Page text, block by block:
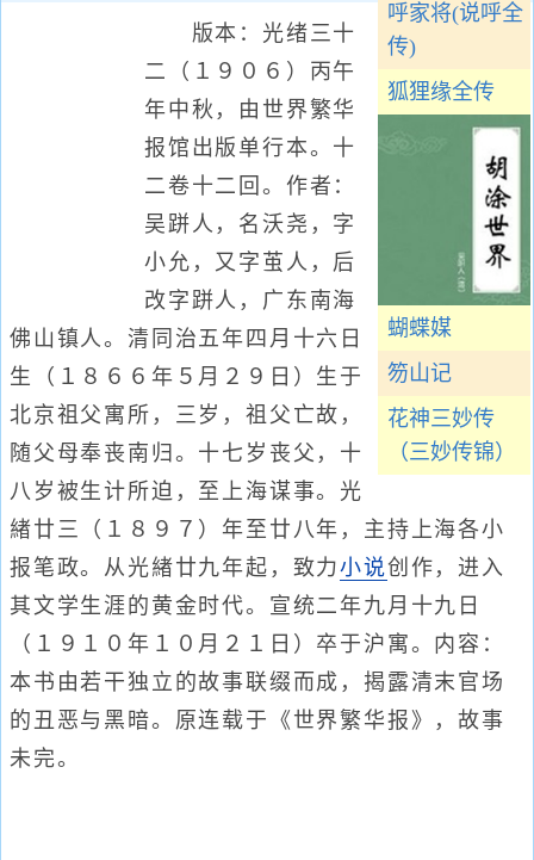
呼家将(说呼全
传)
狐狸缘全传
蝴蝶媒
笏山记
花神三妙传
（三妙传锦）
版本：光绪三十
二（１９０６）丙午
年中秋，由世界繁华
报馆出版单行本。十
二卷十二回。作者：
吴跰人，名沃尧，字
小允，又字茧人，后
改字跰人，广东南海
佛山镇人。清同治五年四月十六日
生（１８６６年５月２９日）生于
北京祖父寓所，三岁，祖父亡故，
随父母奉丧南归。十七岁丧父，十
八岁被生计所迫，至上海谋事。光
緖廿三（１８９７）年至廿八年，主持上海各小
报笔政。从光緖廿九年起，致力小说创作，进入
其文学生涯的黄金时代。宣统二年九月十九日
（１９１０年１０月２１日）卒于沪寓。内容：
本书由若干独立的故事联缀而成，揭露清末官场
的丑恶与黑暗。原连载于《世界繁华报》，故事
未完。